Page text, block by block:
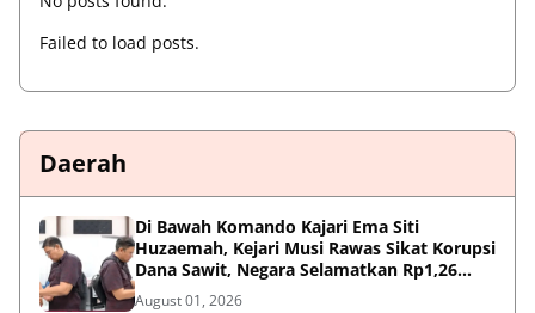
Failed to load posts.
Daerah
Di Bawah Komando Kajari Ema Siti
Huzaemah, Kejari Musi Rawas Sikat Korupsi
Dana Sawit, Negara Selamatkan Rp1,26
Miliar
August 01, 2026